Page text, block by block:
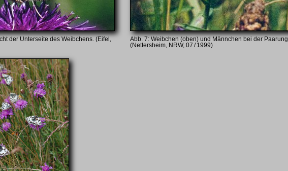
der Unterseite des Weibchens. (Eifel,
Weibchen (oben) und Männchen bei der Paarung.
(Nettersheim, NRW, 07 / 1999)